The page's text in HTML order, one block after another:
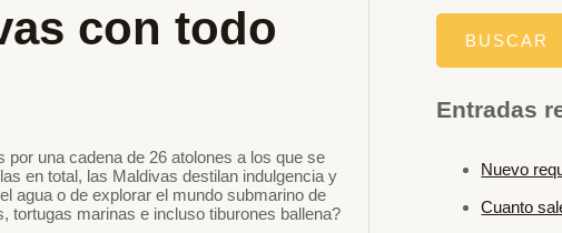
con todo
una cadena de 26 atolones a los que se
en total, las Maldivas destilan indulgencia y
agua o de explorar el mundo submarino de
tortugas marinas e incluso tiburones ballena?
Entradas
Nuevo
Cuanto